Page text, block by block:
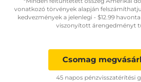
vonatkozó törvények alapján
kedvezmények a jelenlegi - $12.99
viszonyított árengedményt
Csomag
45 napos pénzvisszatérítési